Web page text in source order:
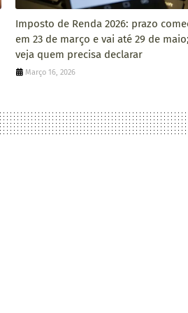
Imposto de Renda 2026: prazo
em 23 de março e vai até 29 de
veja quem precisa declarar
Março 16, 2026